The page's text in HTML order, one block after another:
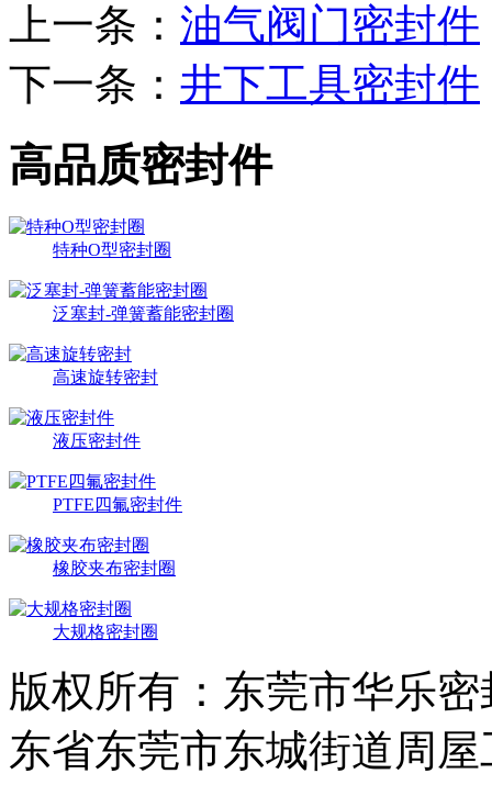
上一条： 油气阀门密封件
下一条： 井下工具密封件
高品质密封件
特种O型密封圈
泛塞封-弹簧蓄能密封圈
高速旋转密封
液压密封件
PTFE四氟密封件
橡胶夹布密封圈
大规格密封圈
版权所有：东莞市华乐
东省东莞市东城街道周